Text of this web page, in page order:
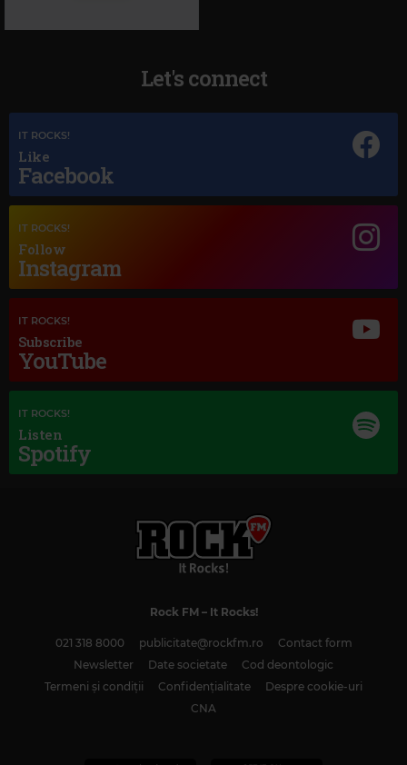
Magic Jazz
NAT KING COLE UNFORGETTABLE
Magic Classic Music
GIACOMO PUCCINI – TURANDOT, SC 91, ACT III: NESSUN DORMA
Let's connect
IT ROCKS!
Like
Facebook
IT ROCKS!
Follow
Instagram
IT ROCKS!
Subscribe
YouTube
IT ROCKS!
Listen
Spotify
Rock FM– It Rocks!
021 318 8000 publicitate@rockfm.ro
Contact form
Newsletter
Date societate
Cod deontologic
Termeni și condiții
Confidențialitate
Despre cookie-uri
CNA